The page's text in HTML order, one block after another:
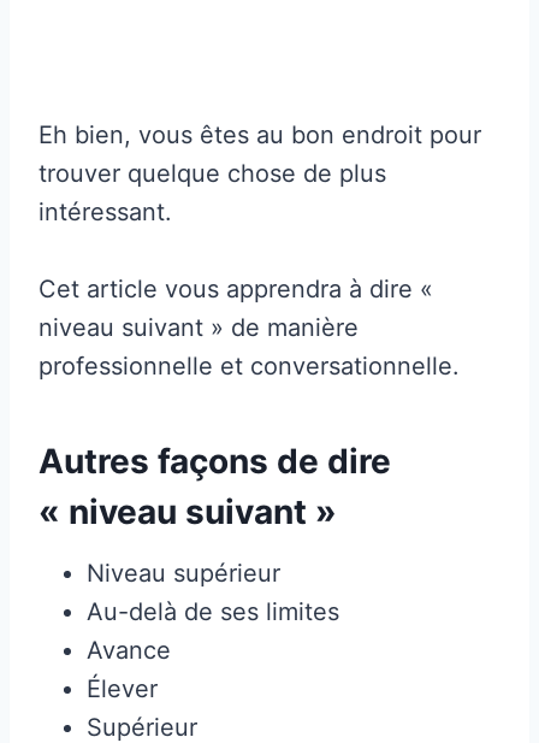
Eh bien, vous êtes au bon endroit pour
trouver quelque chose de plus
intéressant.
Cet article vous apprendra à dire «
niveau suivant » de manière
professionnelle et conversationnelle.
Autres façons de dire
« niveau suivant »
Niveau supérieur
Au-delà de ses limites
Avance
Élever
Supérieur